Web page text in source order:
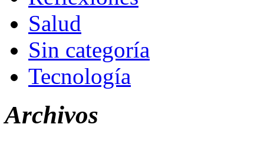
Salud
Sin categoría
Tecnología
Archivos